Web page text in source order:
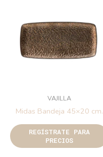
VAJILLA
Midas Bandeja 45×20 cm.
REGÍSTRATE PARA
PRECIOS